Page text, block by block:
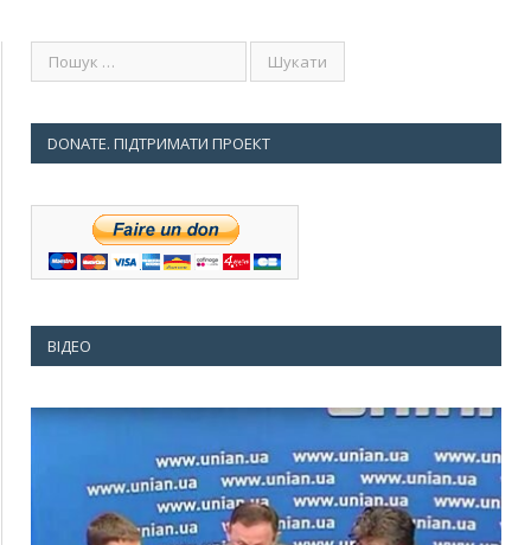
DONATE. ПІДТРИМАТИ ПРОЕКТ
ВІДЕО